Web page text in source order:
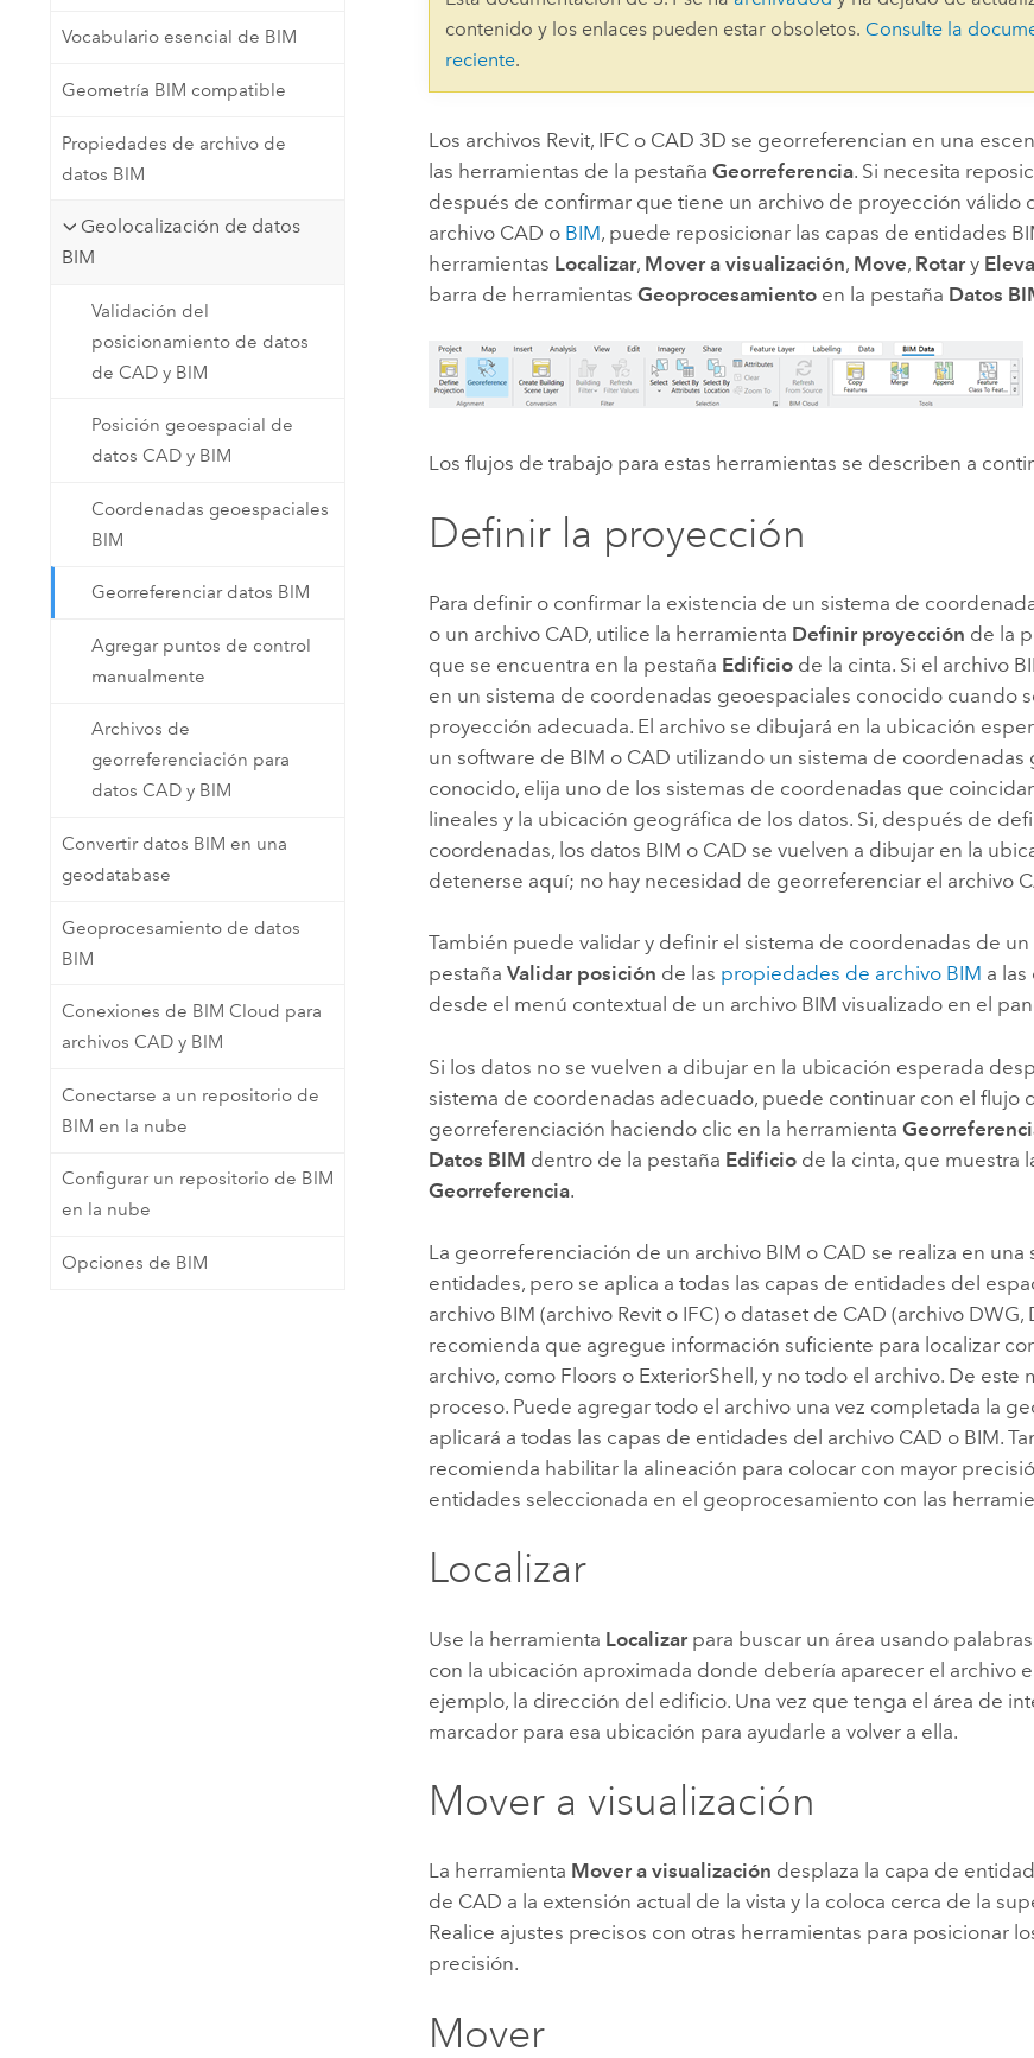
Tecnología para desarrolladores
representación cartográfica y
Todos los productos
Explorar la gestión de
Vocabulario esencial de BIM
Geometría BIM compatible
Propiedades de archivo de
datos BIM
Geolocalización de datos
BIM
Validación del
posicionamiento de datos
de CAD y BIM
Posición geoespacial de
datos CAD y BIM
Coordenadas geoespaciales
BIM
Georreferenciar datos BIM
Agregar puntos de control
manualmente
Archivos de
georreferenciación para
datos CAD y BIM
Convertir datos BIM en una
geodatabase
Geoprocesamiento de datos
BIM
Conexiones de BIM Cloud para
archivos CAD y BIM
Conectarse a un repositorio de
BIM en la nube
Configurar un repositorio de BIM
en la nube
Opciones de BIM
contenido y los enlaces pueden estar obsoletos. Consulte la
reciente.
Los archivos Revit, IFC o CAD 3D se georreferencian en una
las herramientas de la pestañaGeorreferencia. Si necesita
después de confirmar que tiene un archivo de proyección válido
archivo CAD o BIM, puede reposicionar las capas de entidades
herramientas Localizar, Mover a visualización, Move, Rotar y
barra de herramientasGeoprocesamiento en la pestaña Datos
Los flujos de trabajo para estas herramientas se describen a
Definir la proyección
Para definir o confirmar la existencia de un sistema de
o un archivo CAD, utilice la herramienta Definir proyección de la
que se encuentra en la pestaña Edificio de la cinta. Si el archivo
en un sistema de coordenadas geoespaciales conocido cuando
proyección adecuada. El archivo se dibujará en la ubicación
un software de BIM o CAD utilizando un sistema de coordenadas
conocido, elija uno de los sistemas de coordenadas que
lineales y la ubicación geográfica de los datos. Si, después de
coordenadas, los datos BIM o CAD se vuelven a dibujar en la
detenerse aquí; no hay necesidad de georreferenciar el archivo
También puede validar y definir el sistema de coordenadas de
pestañaValidar posición de las propiedades de archivo BIM a
desde el menú contextual de un archivo BIM visualizado en el
Si los datos no se vuelven a dibujar en la ubicación esperada
sistema de coordenadas adecuado, puede continuar con el flujo
georreferenciación haciendo clic en la herramienta
Datos BIM dentro de la pestaña Edificio de la cinta, que muestra
Georreferencia.
La georreferenciación de un archivo BIM o CAD se realiza en una
entidades, pero se aplica a todas las capas de entidades del
archivo BIM (archivo Revit o IFC) o dataset de CAD (archivo DWG,
recomienda que agregue información suficiente para localizar
archivo, como Floors o ExteriorShell, y no todo el archivo. De este
proceso. Puede agregar todo el archivo una vez completada la
aplicará a todas las capas de entidades del archivo CAD o BIM.
recomienda habilitar la alineación para colocar con mayor
entidades seleccionada en el geoprocesamiento con las
Localizar
Use la herramienta Localizar para buscar un área usando
con la ubicación aproximada donde debería aparecer el archivo
ejemplo, la dirección del edificio. Una vez que tenga el área de
marcador para esa ubicación para ayudarle a volver a ella.
Mover a visualización
La herramienta Mover a visualización desplaza la capa de
de CAD a la extensión actual de la vista y la coloca cerca de la
Realice ajustes precisos con otras herramientas para posicionar
precisión.
Mover